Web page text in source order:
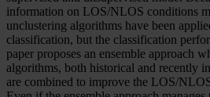
information on LOS/NLOS conditions
unclustering algorithms have been
classification, but the classification
paper proposes an ensemble approach
algorithms, both historical and recently
are combined to improve the LOS/